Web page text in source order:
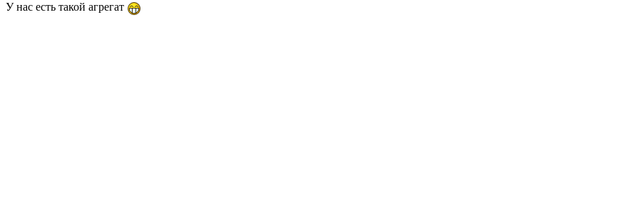
У нас есть такой агрегат